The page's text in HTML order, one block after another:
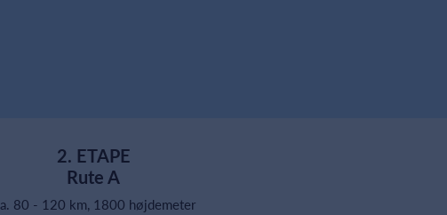
2. ETAPE
Rute A
80 - 120 km, 1800 højdemeter